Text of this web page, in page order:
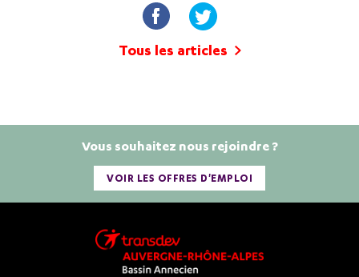
Tous les articles
Vous souhaitez nous rejoindre ?
VOIR LES OFFRES D'EMPLOI